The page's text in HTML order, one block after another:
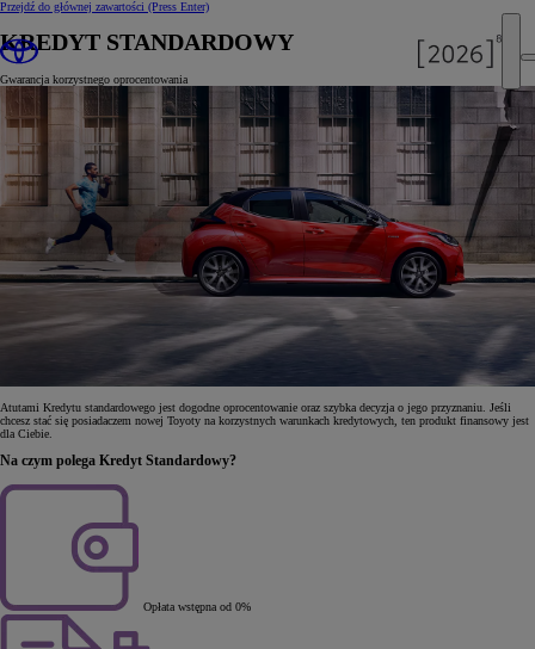
Przejdź do głównej zawartości (Press Enter)
KREDYT STANDARDOWY
Gwarancja korzystnego oprocentowania
Atutami Kredytu standardowego jest dogodne oprocentowanie oraz szybka decyzja o jego przyznaniu. Jeśli
chcesz stać się posiadaczem nowej Toyoty na korzystnych warunkach kredytowych, ten produkt finansowy jest
dla Ciebie.
Na czym polega Kredyt Standardowy?
Opłata wstępna od 0%